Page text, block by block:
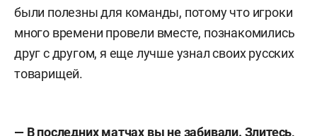
были полезны для команды, потому что игроки
много времени провели вместе, познакомились
друг с другом, я еще лучше узнал своих русских
товарищей.
— В последних матчах вы не забивали. Злитесь,